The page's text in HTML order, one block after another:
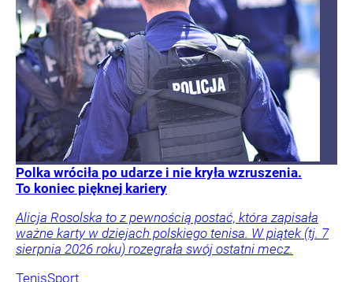
Polka wróciła po udarze i nie kryła wzruszenia.
To koniec pięknej kariery
Alicja Rosolska to z pewnością postać, która zapisała
ważne karty w dziejach polskiego tenisa. W piątek (tj. 7
sierpnia 2026 roku) rozegrała swój ostatni mecz.
TenisSport